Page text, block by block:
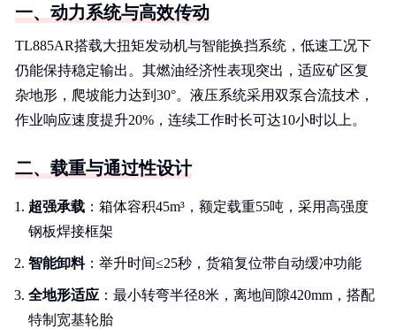
一、动力系统与高效传动
TL885AR搭载大扭矩发动机与智能换挡系统，低速工况下
仍能保持稳定输出。其燃油经济性表现突出，适应矿区复
杂地形，爬坡能力达到30°。液压系统采用双泵合流技术，
作业响应速度提升20%，连续工作时长可达10小时以上。
二、载重与通过性设计
超强承载 ：箱体容积45m³，额定载重55吨，采用高强度
钢板焊接框架
智能卸料：举升时间≤25秒，货箱复位带自动缓冲功能
全地形适应 ：最小转弯半径8米，离地间隙420mm，搭配
特制宽基轮胎